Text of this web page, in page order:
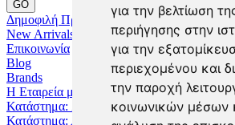
για την βελτίωση
περιήγησης στην
για την
περιεχομένου και
την παροχή
κοινωνικών μέσων
Δημοφιλή Προϊόντα
New Arrivals
Επικοινωνία
Blog
Brands
Η Εταιρεία μας
Κατάστημα: Ζωγράφου
Κατάστημα: Αχαρναί